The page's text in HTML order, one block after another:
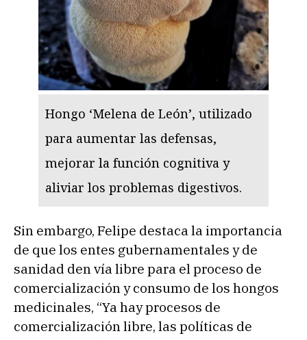
Hongo ‘Melena de León’, utilizado
para aumentar las defensas,
mejorar la función cognitiva y
aliviar los problemas digestivos.
Sin embargo, Felipe destaca la importancia
de que los entes gubernamentales y de
sanidad den vía libre para el proceso de
comercialización y consumo de los hongos
medicinales, “Ya hay procesos de
comercialización libre, las políticas de